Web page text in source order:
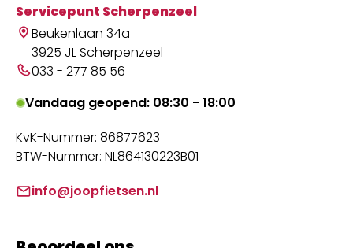
Servicepunt Scherpenzeel
Beukenlaan 34a
3925 JL Scherpenzeel
033 - 277 85 56
Vandaag geopend: 08:30 - 18:00
KvK-Nummer: 86877623
BTW-Nummer: NL864130223B01
info@joopfietsen.nl